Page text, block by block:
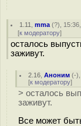
1.11 ,mma (?),
[к модератору]
осталось
заживут.
2.16 ,Аноним (-
[к модератору]
> осталось
заживут.
Все может